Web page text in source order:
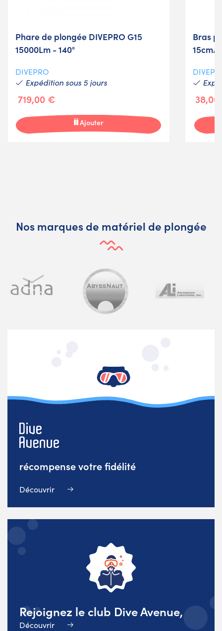
Phare de plongée DIVEPRO G15
15000Lm - 140°
DIVEPRO
Expédition sous 5 jours
719,00 €
Ajouter
Bras
15cm/
Nos marques de matériel de plongée
récompense votre fidélité
Découvrir
Rejoignez le club Dive Avenue,
Découvrir